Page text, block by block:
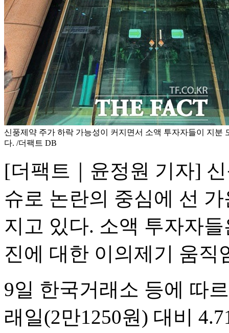
신풍제약 주가 하락 가능성이 커지면서 소액 투자자들이 지분
다. /더팩트 DB
[더팩트｜윤정원 기자]
슈로 논란의 중심에 선
지고 있다. 소액 투자자
진에 대한 이의제기 움직
9일 한국거래소 등에 따
래일(2만1250원) 대비